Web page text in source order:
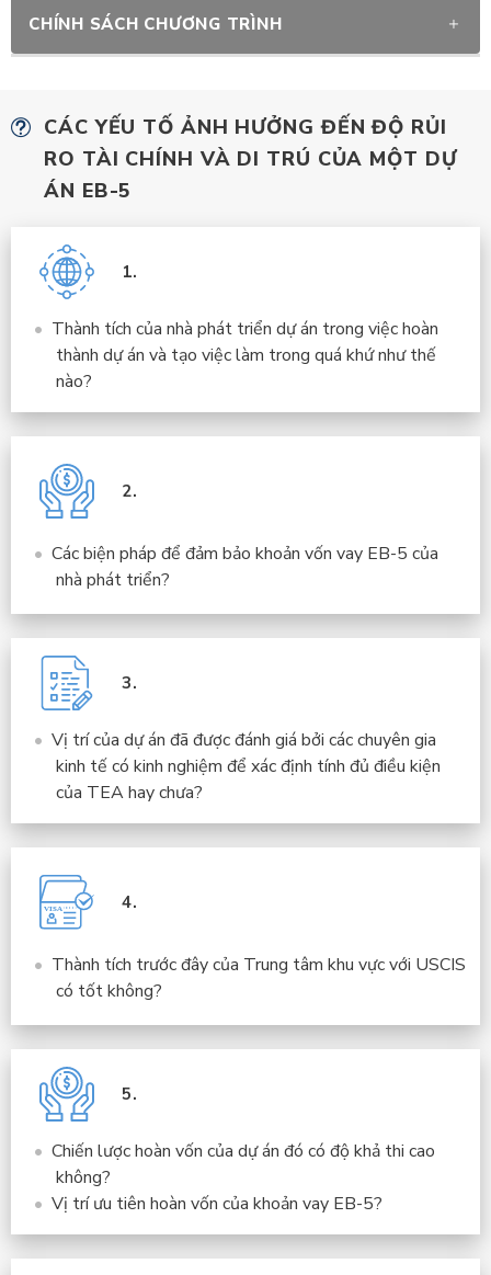
CHÍNH SÁCH CHƯƠNG TRÌNH
CÁC YẾU TỐ ẢNH HƯỞNG ĐẾN ĐỘ RỦI
RO TÀI CHÍNH VÀ DI TRÚ CỦA MỘT DỰ
ÁN EB-5
1.
Thành tích của nhà phát triển dự án trong việc hoàn
thành dự án và tạo việc làm trong quá khứ như thế
nào?
2.
Các biện pháp để đảm bảo khoản vốn vay EB-5 của
nhà phát triển?
3.
Vị trí của dự án đã được đánh giá bởi các chuyên gia
kinh tế có kinh nghiệm để xác định tính đủ điều kiện
của TEA hay chưa?
4.
Thành tích trước đây của Trung tâm khu vực với USCIS
có tốt không?
5.
Chiến lược hoàn vốn của dự án đó có độ khả thi cao
không?
Vị trí ưu tiên hoàn vốn của khoản vay EB-5?